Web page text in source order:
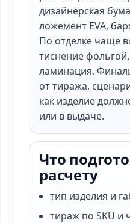
дизайнерская
ложемент EVA,
По отделке чаще
тиснение
ламинация.
от тиража,
как изделие
или в выдаче.
Что
расчету
тип изделия и
тираж по SKU и